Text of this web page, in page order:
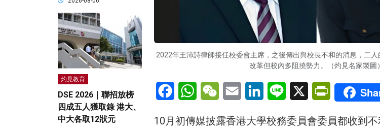
2022年王沛詩律師接任校委會主席，之後傳出與校長不和的消息，二
改革但校內多阻撓勢力。（灼見名家製圖）
FacebookWhatsAppWeChatEmail LinkedInLine X PrintFriendly
10月初傳媒披露香港大學校務委員會委員都收到
灼見教育
DSE 2026｜聯招放榜
四成五人獲取錄 港大、
中大各取12狀元